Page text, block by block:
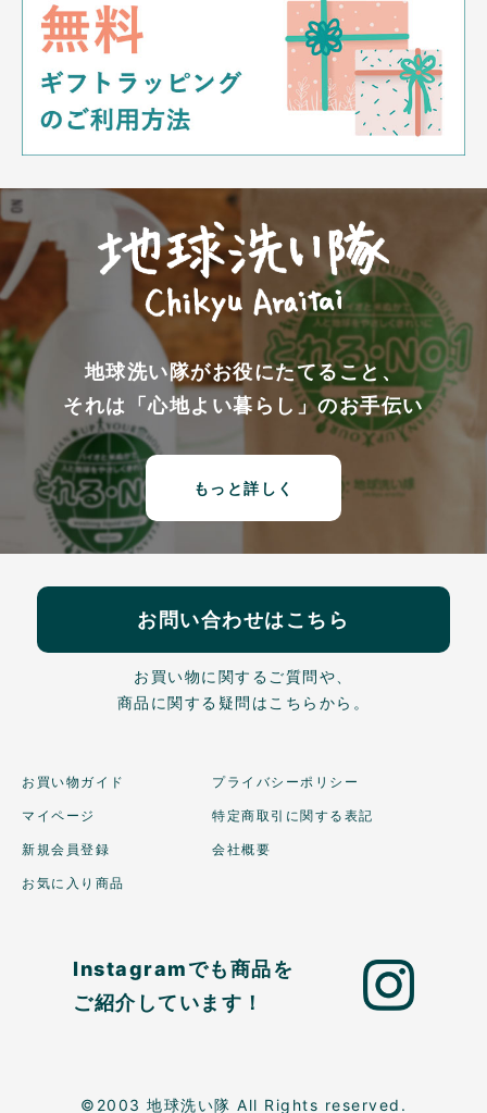
地球洗い隊がお役にたてること、
それは「心地よい暮らし」のお手伝い
もっと詳しく
お問い合わせはこちら
お買い物に関するご質問や、
商品に関する疑問はこちらから。
お買い物ガイド
マイページ
新規会員登録
お気に入り商品
プライバシーポリシー
特定商取引に関する表記
会社概要
Instagramでも商品を
ご紹介しています！
©2003 地球洗い隊 All Rights reserved.